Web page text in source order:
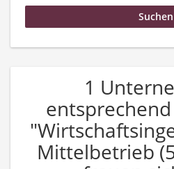
1
Mittelbetrieb